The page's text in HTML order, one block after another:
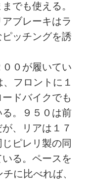
でも使える。
ブレーキはラ
ッチングを誘
０が履いてい
フロントに１
ドバイクでも
。９５０は前
、リアは１７
ピレリ製の同
る。ペースを
に比べれば、